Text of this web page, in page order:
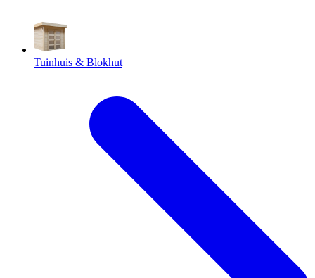
Tuinhuis & Blokhut